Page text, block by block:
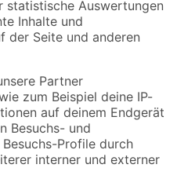
Versandarten